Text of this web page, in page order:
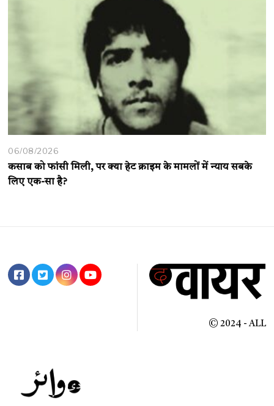
06/08/2026
कसाब को फांसी मिली, पर क्या हेट क्राइम के मामलों में न्याय सबके
लिए एक-सा है?
© 2024 - ALL